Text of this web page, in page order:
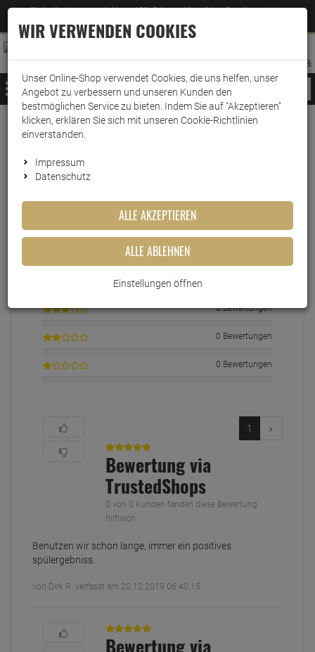
Jetzt für den Newsletter entscheiden und 5% Rabatt auf Ihre nächste Bestellung erhalten
–Zum Newsletter
ANMELDEN
AUFKLAPPEN
MERKZETTEL
WARENKORB:
MENÜ
Echte
EINLOGGEN UND BEWERTUNG SCHREIBEN
0 Bewertungen
0 Bewertungen
0 Bewertungen
1
Bewertung via
TrustedShops
0 von 0 Kunden fanden diese Bewertung
hilfreich.
Benutzen wir schon lange, immer ein positives
spülergebniss.
von Dirk R. verfasst am 20.12.2019 06:40:15
Bewertung via
WIR VERWENDEN COOKIES
Unser Online-Shop verwendet Cookies, die uns helfen, unser
Angebot zu verbessern und unseren Kunden den
bestmöglichen Service zu bieten. Indem Sie auf "Akzeptieren"
klicken, erklären Sie sich mit unseren Cookie-Richtlinien
einverstanden.
Impressum
Datenschutz
ALLE AKZEPTIEREN
ALLE ABLEHNEN
Einstellungen öffnen